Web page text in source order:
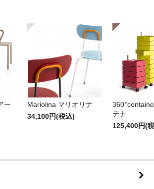
ー
Mariolina マリオリナ
34,100円(税込)
テナ
125,400円(